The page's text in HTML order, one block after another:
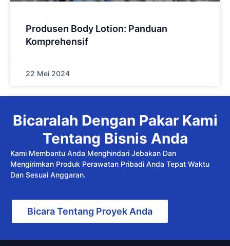
Produsen Body Lotion: Panduan
Komprehensif
22 Mei 2024
Bicaralah Dengan Pakar Kami
Tentang Bisnis Anda
Kami Membantu Anda Menghindari Jebakan Dan
Mengirimkan Produk Perawatan Pribadi Anda Tepat Waktu
Dan Sesuai Anggaran.
Bicara Tentang Proyek Anda